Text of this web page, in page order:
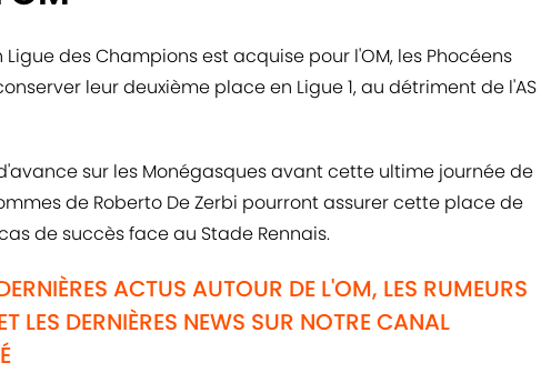
des Champions est acquise pour l'OM, les Phocéens
leur deuxième place en Ligue 1, au détriment de l'AS
sur les Monégasques avant cette ultime journée de
de Roberto De Zerbi pourront assurer cette place de
de succès face au Stade Rennais.
ACTUS AUTOUR DE L'OM, LES RUMEURS
LES DERNIÈRES NEWS SUR NOTRE CANAL